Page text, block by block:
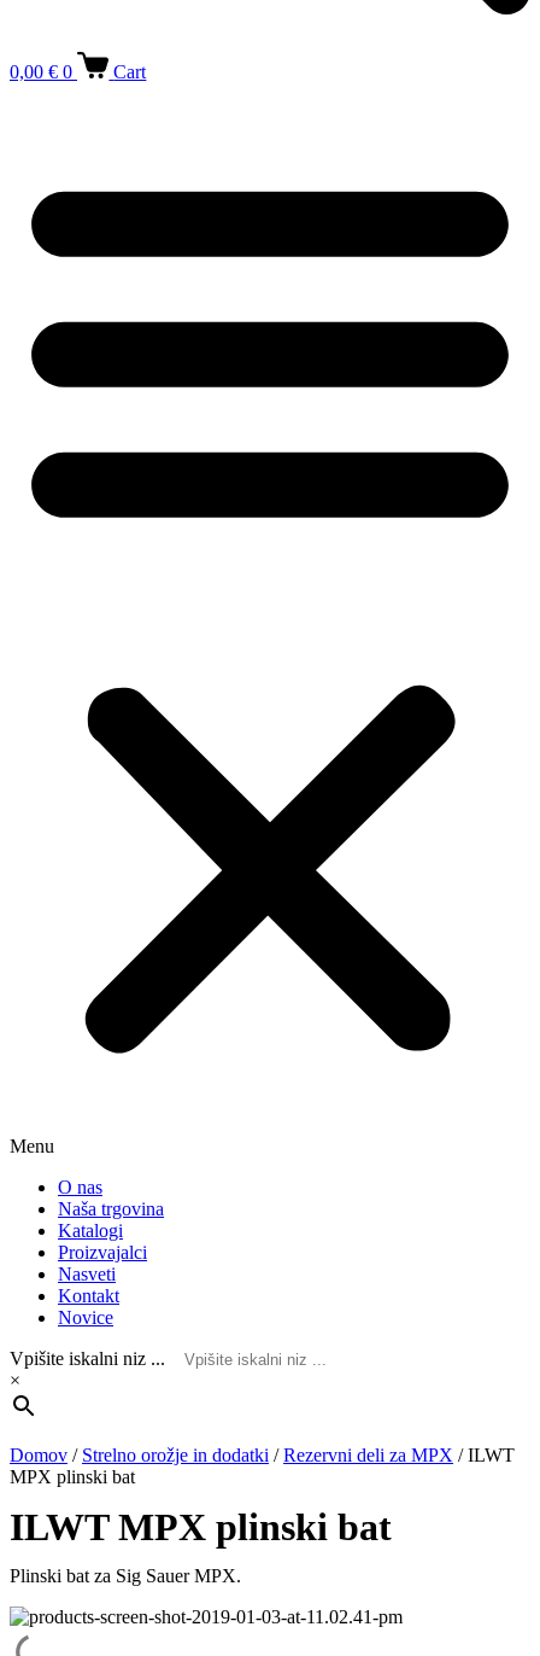
0,00 € 0 Cart
Menu
O nas
Naša trgovina
Katalogi
Proizvajalci
Nasveti
Kontakt
Novice
Vpišite iskalni niz ...
×
Domov / Strelno orožje in dodatki /Rezervni deli za MPX /ILWT
MPX plinski bat
ILWT MPX plinski bat
Plinski bat za Sig Sauer MPX.